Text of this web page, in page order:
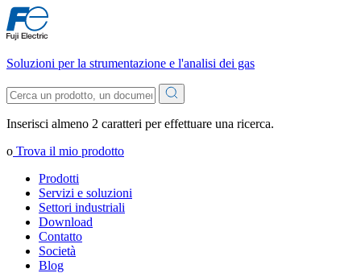
Soluzioni per la strumentazione e l'analisi dei gas
Inserisci almeno 2 caratteri per effettuare una ricerca.
o Trova il mio prodotto
Prodotti
Servizi e soluzioni
Settori industriali
Download
Contatto
Società
Blog